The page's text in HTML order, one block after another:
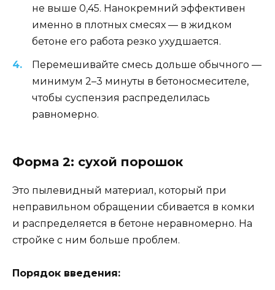
не выше 0,45. Нанокремний эффективен
именно в плотных смесях — в жидком
бетоне его работа резко ухудшается.
Перемешивайте смесь дольше обычного —
минимум 2–3 минуты в бетоносмесителе,
чтобы суспензия распределилась
равномерно.
Форма 2: сухой порошок
Это пылевидный материал, который при
неправильном обращении сбивается в комки
и распределяется в бетоне неравномерно. На
стройке с ним больше проблем.
Порядок введения: